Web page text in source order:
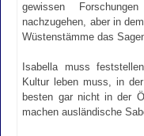
gewissen
nachzugehen, aber in
Wüstenstämme das
Isabella muss
Kultur leben muss, in
besten gar nicht in der
machen ausländische